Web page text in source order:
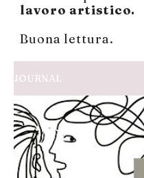
lavoro artistico.
Buona lettura.
JOURNAL